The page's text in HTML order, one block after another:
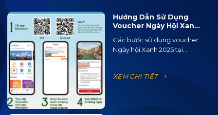
Hướng Dẫn Sử Dụng
Voucher Ngày Hội Xanh
Các bước sử dụng voucher
Ngày hội Xanh 2025 tại...
XEM CHI TIẾT